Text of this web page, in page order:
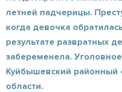
летней падчерицы.
когда девочка
результате развратных
забеременела.
Куйбышевский районный
области.